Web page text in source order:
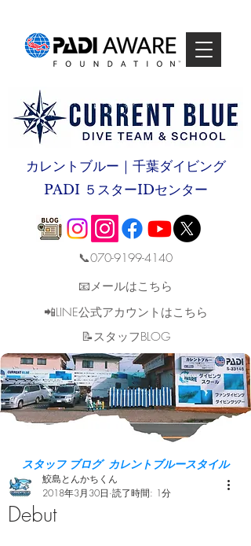
カレントブルー｜千葉ダイビング
PADI ５スターIDセンター
📞070-9199-4140
📧メールはこちら
📲LINE公式アカウントはこちら
​📝スタッフBLOG
スタッフ ブログ カレントブルースタイル
Debut
鮫島とんかちくん
2018年3月30日 読了時間: 1分